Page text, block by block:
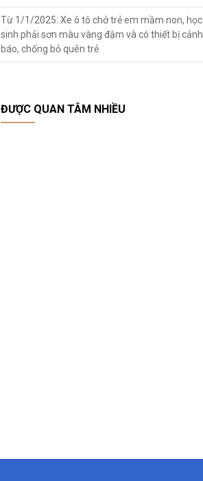
Từ 1/1/2025: Xe ô tô chở trẻ em mầm non, học
sinh phải sơn màu vàng đậm và có thiết bị cảnh
báo, chống bỏ quên trẻ
ĐƯỢC QUAN TÂM NHIỀU